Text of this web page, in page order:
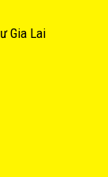
Gia Lai